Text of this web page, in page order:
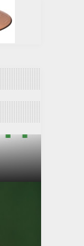
NGHĨA